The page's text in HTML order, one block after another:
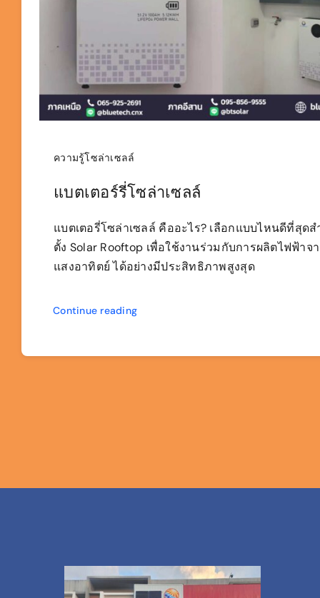
ความรู้โซล่าเซลล์
แบตเตอร์รี่โซล่าเซลล์
แบตเตอรี่โซล่าเซลล์ คืออะไร? เลือกแบบไหนดีที่สุด
ตั้ง Solar Rooftop เพื่อใช้งานร่วมกับการผลิตไฟฟ้าจ
แสงอาทิตย์ ได้อย่างมีประสิทธิภาพสูงสุด
Continue reading